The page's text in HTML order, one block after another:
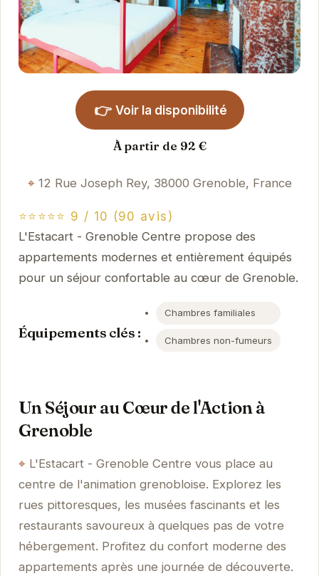
👉 Voir la disponibilité
À partir de 92 €
12 Rue Joseph Rey, 38000 Grenoble, France
⭐⭐⭐⭐⭐ 9 / 10 (90 avis)
L'Estacart - Grenoble Centre propose des
appartements modernes et entièrement équipés
pour un séjour confortable au cœur de Grenoble.
Équipements clés :
Chambres familiales
Chambres non-fumeurs
Un Séjour au Cœur de l'Action à
Grenoble
L'Estacart - Grenoble Centre vous place au
centre de l'animation grenobloise. Explorez les
rues pittoresques, les musées fascinants et les
restaurants savoureux à quelques pas de votre
hébergement. Profitez du confort moderne des
appartements après une journée de découverte.